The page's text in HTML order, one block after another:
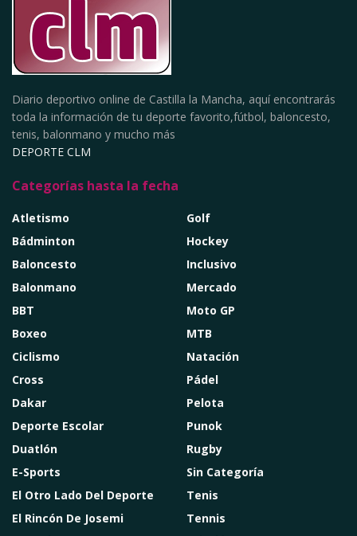
Diario deportivo online de Castilla la Mancha, aquí encontrarás
toda la información de tu deporte favorito,fútbol, baloncesto,
tenis, balonmano y mucho más
DEPORTE CLM
Categorías hasta la fecha
Atletismo
Bádminton
Baloncesto
Balonmano
BBT
Boxeo
Ciclismo
Cross
Dakar
Deporte Escolar
Duatlón
E-Sports
El Otro Lado Del Deporte
El Rincón De Josemi
Golf
Hockey
Inclusivo
Mercado
Moto GP
MTB
Natación
Pádel
Pelota
Punok
Rugby
Sin Categoría
Tenis
Tennis